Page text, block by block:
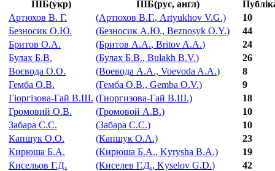
ПІБ(укр) ПІБ(рус, англ)
Артюхов В. Г.
(Артюхов В.Г., Artyukhov V.G.)
10
Безносик О.Ю.
(Безносик А.Ю., Beznosyk O.Y.)
44
Бритов О.А.
(Бритов А.А., Britov A.A.)
24
Булах Б.В.
(Булах Б.В., Bulakh B.V.)
26
Воєвода О.О.
(Воевода А.А., Voevoda A.A.)
8
Гемба О.В.
(Гемба О.В., Gemba O.V.)
9
Гіоргізова-Гай В.Ш. (Гиоргизова-Гай В.Ш.)
18
Громовий О.В.
(Громовой А.В.)
10
Забара С.С.
(Забара С.С.)
10
Капшук О.О.
(Капшук О.А.)
23
Кирюша Б.А.
(Кирюша Б.А., Kyrysha B.A.)
19
Кисельов Г.Д.
(Киселев Г.Д., Kyselov G.D.)
42